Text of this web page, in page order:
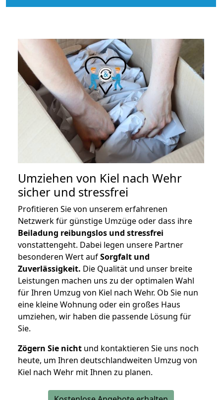
Umziehen von Kiel nach Wehr
sicher und stressfrei
Profitieren Sie von unserem erfahrenen
Netzwerk für günstige Umzüge oder dass ihre
Beiladung reibungslos und stressfrei
vonstattengeht. Dabei legen unsere Partner
besonderen Wert aufSorgfalt und
Zuverlässigkeit. Die Qualität und unser breite
Leistungen machen uns zu der optimalen Wahl
für Ihren Umzug von Kiel nach Wehr. Ob Sie nun
eine kleine Wohnung oder ein großes Haus
umziehen, wir haben die passende Lösung für
Sie.
Zögern Sie nicht und kontaktieren Sie uns noch
heute, um Ihren deutschlandweiten Umzug von
Kiel nach Wehr mit Ihnen zu planen.